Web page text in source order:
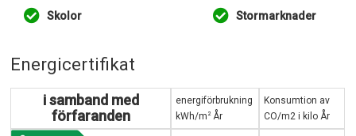
Skolor Stormarknader
Energicertifikat
i samband med
förfaranden
energiförbrukning
kWh/m 2År
Konsumtion av
CO/m2 i kilo År